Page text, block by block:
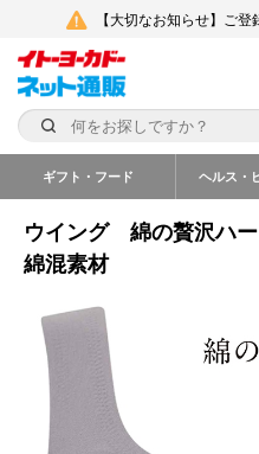
【大切なお知らせ】ご
ギフト・フード ヘルス・
ウイング 綿の贅沢ハ
綿混素材